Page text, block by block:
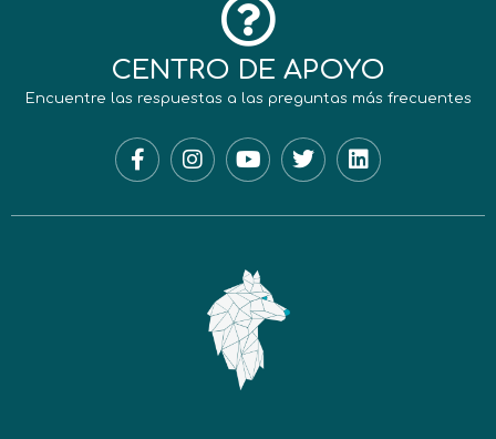
CENTRO DE APOYO
Encuentre las respuestas a las preguntas más frecuentes